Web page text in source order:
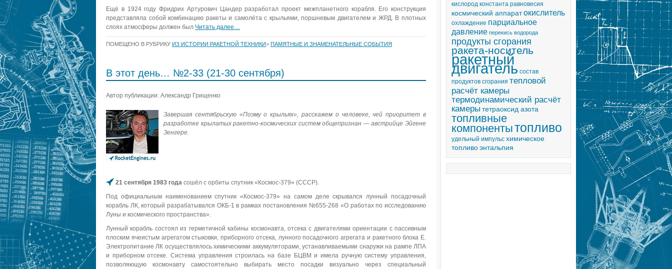
Ещё в 1924 году Фридрих Артурович Цандер разработал проект межпланетного корабля. Его конструкция
представляла собой комбинацию ракеты и самолёта с крыльями, поршневым двигателем и ЖРД. В плотных
слоях атмосферы должен был Читать далее…
ПОМЕЩЕНО В РУБРИКУ ИЗ ИСТОРИИ РАКЕТНОЙ ТЕХНИКИ> ПАМЯТНЫЕ И ЗНАМЕНАТЕЛЬНЫЕ СОБЫТИЯ
В этот день… №2-33 (21-30 сентября)
Автор публикации: Александр Грищенко
Завершая сентябрьскую «Поэму о крыльях», расскажем о человеке, чей приоритет в
разработке крылатых ракетно-космических систем общепризнан — австрийце Эйгене
Зенгере.
21 сентября 1983 года сошёл с орбиты спутник «Космос-379» (СССР).
Под официальным наименованием спутник «Космос-379» на самом деле скрывался лунный посадочный
корабль ЛК, который разрабатывался ОКБ-1 в рамках постановления №655-268 «О работах по исследованию
Луны и космического пространства».
Лунный корабль состоял из герметичной кабины космонавта, отсека с двигателями ориентации с пассивным
плоским ячеистым агрегатом стыковки, приборного отсека, лунного посадочного агрегата и ракетного блока Е.
Электропитание ЛК осуществлялось химическими аккумуляторами, устанавливаемыми снаружи на рампе ЛПА
и приборном отсеке. Система управления строилась на базе БЦВМ и имела ручную систему управления,
позволяющую космонавту самостоятельно выбирать место посадки визуально через специальный
кислород константа равновесия
космический аппарат окислитель
охлаждение парциальное
давление перекись водорода
продукты сгорания
ракета-носитель
ракетный
двигатель состав
продуктов сгорания тепловой
расчёт камеры
термодинамический расчёт
камеры тетраоксид азота
топливные
компонентытопливо
удельный импульс химическое
топливо энтальпия